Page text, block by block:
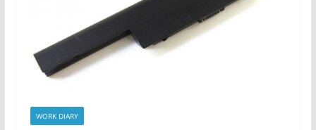
WORK DIARY